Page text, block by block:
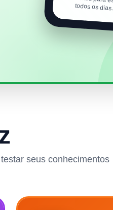
todos os dias.
seus conhecimentos